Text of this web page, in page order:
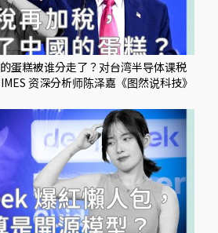
蛋糕被谁分走了？对台湾半导体课税
资深分析师陈泽嘉《图然说科技》